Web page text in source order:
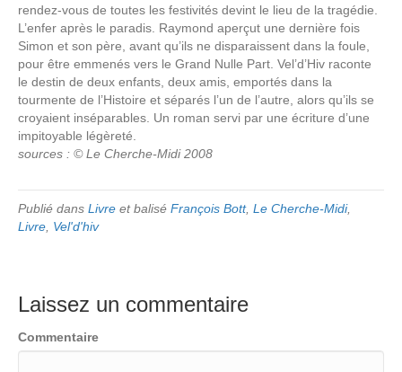
rendez-vous de toutes les festivités devint le lieu de la tragédie.
L’enfer après le paradis. Raymond aperçut une dernière fois
Simon et son père, avant qu’ils ne disparaissent dans la foule,
pour être emmenés vers le Grand Nulle Part. Vel’d’Hiv raconte
le destin de deux enfants, deux amis, emportés dans la
tourmente de l’Histoire et séparés l’un de l’autre, alors qu’ils se
croyaient inséparables. Un roman servi par une écriture d’une
impitoyable légèreté.
sources : © Le Cherche-Midi 2008
Publié dans Livre et balisé François Bott, Le Cherche-Midi,
Livre Vel'd'hiv
Laissez un commentaire
Commentaire